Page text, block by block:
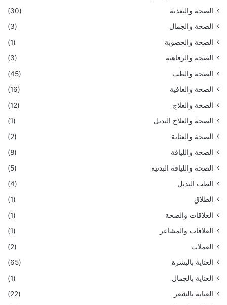
الصحة والتغذية
(30)
الصحة والجمال
(3)
الصحة والخصوبة
(1)
الصحة والرفاهية
(3)
الصحة والطب
(45)
الصحة والعافية
(16)
الصحة والعلاج
(12)
الصحة والعلاج البديل
(1)
الصحة والعناية
(2)
الصحة واللياقة
(8)
الصحة واللياقة البدنية
(5)
الطب البديل
(4)
الطلاق
(1)
العلاقات والصحة
(1)
العلاقات والمشاعر
(1)
العملات
(2)
العناية بالبشرة
(65)
العناية بالجمال
(1)
العناية بالشعر
(22)